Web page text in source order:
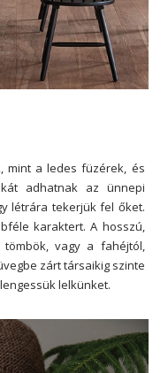
mint a ledes füzérek, és
adhatnak az ünnepi
létrára tekerjük fel őket.
karaktert. A hosszú,
vagy a fahéjtól,
zárt társaikig szinte
lelkünket.